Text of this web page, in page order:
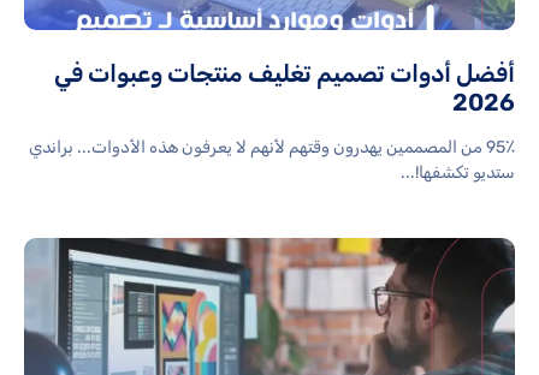
أفضل أدوات تصميم تغليف منتجات وعبوات في
2026
95٪ من المصممين يهدرون وقتهم لأنهم لا يعرفون هذه الأدوات... براندي
ستديو تكشفها!...